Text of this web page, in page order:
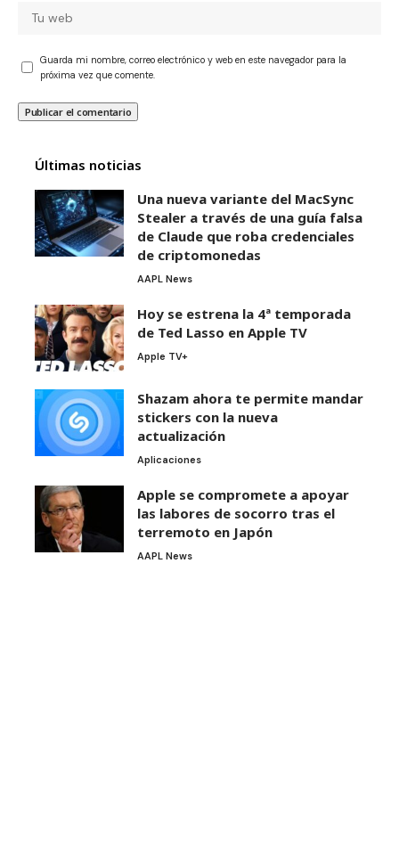
Guarda mi nombre, correo electrónico y web en este navegador para la
próxima vez que comente.
Últimas noticias
Una nueva variante del MacSync
Stealer a través de una guía falsa
de Claude que roba credenciales
de criptomonedas
AAPL News
Hoy se estrena la 4ª temporada
de Ted Lasso en Apple TV
Apple TV+
Shazam ahora te permite mandar
stickers con la nueva
actualización
Aplicaciones
Apple se compromete a apoyar
las labores de socorro tras el
terremoto en Japón
AAPL News